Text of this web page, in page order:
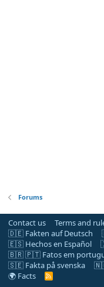
Forums
Contact us Terms and
🇩🇪 Fakten auf Deutsch
🇪🇸 Hechos en Español
🇧🇷 🇵🇹 Fatos em
🇸🇪 Fakta på svenska
🌍 Facts
R